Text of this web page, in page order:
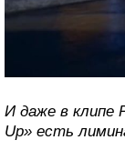
И даже в клипе
Up» есть